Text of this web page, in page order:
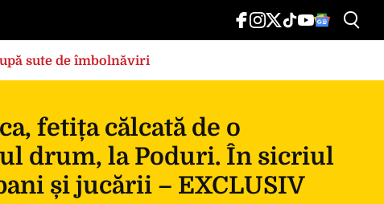
sute de îmbolnăviri
fetița călcată de o
drum, la Poduri. În sicriul
și jucării – EXCLUSIV